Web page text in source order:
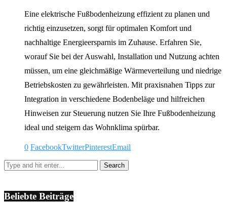
Eine elektrische Fußbodenheizung effizient zu planen und
richtig einzusetzen, sorgt für optimalen Komfort und
nachhaltige Energieersparnis im Zuhause. Erfahren Sie,
worauf Sie bei der Auswahl, Installation und Nutzung achten
müssen, um eine gleichmäßige Wärmeverteilung und niedrige
Betriebskosten zu gewährleisten. Mit praxisnahen Tipps zur
Integration in verschiedene Bodenbeläge und hilfreichen
Hinweisen zur Steuerung nutzen Sie Ihre Fußbodenheizung
ideal und steigern das Wohnklima spürbar.
0 FacebookTwitterPinterestEmail
Beliebte Beiträge